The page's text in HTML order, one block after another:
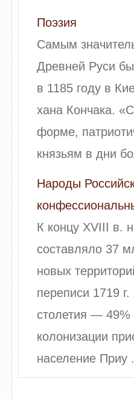
Поэзия
Самым
Древней Руси
в 1185 году в
хана Кончака.
форме,
князьям в дни
Народы
К концу XVIII в.
составляло 37
новых
переписи 1719
столетия — 49%
колонизации
население Приу